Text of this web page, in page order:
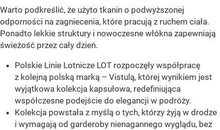
Warto podkreślić, że użyto tkanin o podwyższonej
odporności na zagniecenia, które pracują z ruchem ciała.
Ponadto lekkie struktury i nowoczesne włókna zapewniają
świeżość przez cały dzień.
Polskie Linie Lotnicze LOT rozpoczęły współpracę
z kolejną polską marką – Vistulą, której wynikiem jest
wyjątkowa kolekcja kapsułowa, redefiniująca
współczesne podejście do elegancji w podróży.
Kolekcja powstała z myślą o tych, którzy żyją w drodze
i wymagają od garderoby nienagannego wyglądu, bez